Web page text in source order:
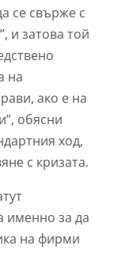
се свърже с
и затова той
на
ако е на
обясни
ход,
с кризата.
именно за да
на фирми